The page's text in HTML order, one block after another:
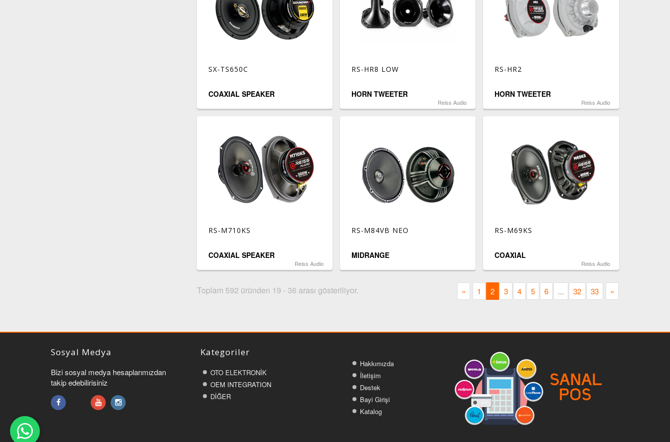
SX-TS650C
COAXIAL SPEAKER
RS-HR8 LOW
HORN TWEETER
Reiss Audio
RS-HR2
HORN TWEETER
Reiss Audio
RS-M710KS
COAXIAL SPEAKER
Reiss Audio
RS-M84VB NEO
MIDRANGE
RS-M69KS
COAXIAL
Reiss Audio
Toplam 592 üründen 19 - 36 arası gösteriliyor. « 1 2 3 4 5 6 ... 32 33 »
Sosyal Medya
Bizi sosyal medya hesaplarımızdan
takip edebilirisiniz
Kategoriler
OTO ELEKTRONİK
OEM INTEGRATION
DİĞER
Hakkımızda
İletişim
Destek
Bayi Girişi
Katalog